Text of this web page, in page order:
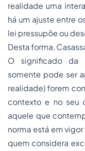
realidade uma
há um ajuste entre
lei pressupõe ou
Desta forma,
O significado da
somente pode ser
realidade) forem
contexto e no seu
aquele que
norma está em
quem considera